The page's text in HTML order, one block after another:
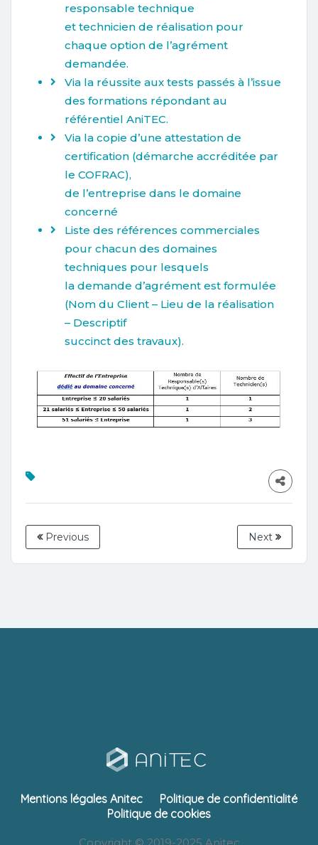
responsable technique
et technicien de réalisation pour
chaque option de l’agrément
demandée.
Via la réussite aux tests passés à l’issue
des formations répondant au
référentiel AniTEC.
Via la copie d’une attestation de
certification (démarche accréditée par
le COFRAC),
de l’entreprise dans le domaine
concerné
Liste des références commerciales
pour chacun des domaines
techniques pour lesquels
la demande d’agrément est formulée
(Nom du Client – Lieu de la réalisation
– Descriptif
succinct des travaux).
Previous Next
Mentions légales Anitec
Politique de confidentialité
Politique de cookies